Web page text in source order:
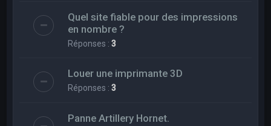
Quel site fiable pour des impressions
en nombre ?
Réponses :3
Louer une imprimante 3D
Réponses :3
Panne Artillery Hornet.